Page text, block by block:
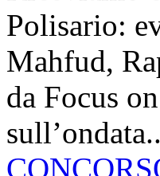
Polisario:
Mahfud,
da Focus